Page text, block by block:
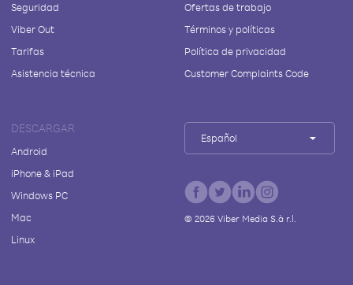
Seguridad
Viber Out
Tarifas
Asistencia técnica
Ofertas de trabajo
Términos y políticas
Política de privacidad
Customer Complaints Code
DESCARGAR
Android
iPhone & iPad
Windows PC
Mac
Linux
Español
© 2026Viber Media S.à r.l.